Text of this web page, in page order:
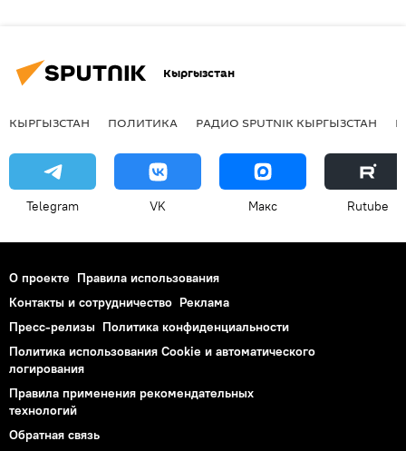
Кыргызстан
КЫРГЫЗСТАН ПОЛИТИКА РАДИО SPUTNIK КЫРГЫЗСТАН
Telegram VK Макс Rutube
О проекте Правила использования
Контакты и сотрудничество Реклама
Пресс-релизы Политика конфиденциальности
Политика использования Cookie и автоматического
логирования
Правила применения рекомендательных
технологий
Обратная связь